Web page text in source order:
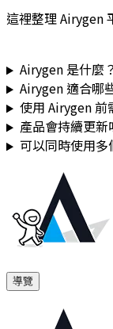
這裡整理 Airygen
Airygen 是什麼？
Airygen 適合哪
使用 Airygen 前
產品會持續更新
可以同時使用多
導覽